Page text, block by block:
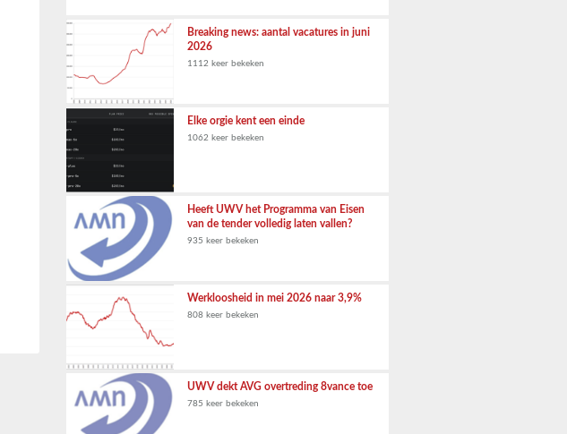
Breaking news: aantal vacatures in juni
2026
1112 keer bekeken
Elke orgie kent een einde
1062 keer bekeken
Heeft UWV het Programma van Eisen
van de tender volledig laten vallen?
935 keer bekeken
Werkloosheid in mei 2026 naar 3,9%
808 keer bekeken
UWV dekt AVG overtreding 8vance toe
785 keer bekeken